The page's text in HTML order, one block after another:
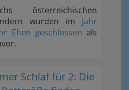
österreichischen
wurden im Jahr
Ehen geschlossen als
Schlaf für 2: Die